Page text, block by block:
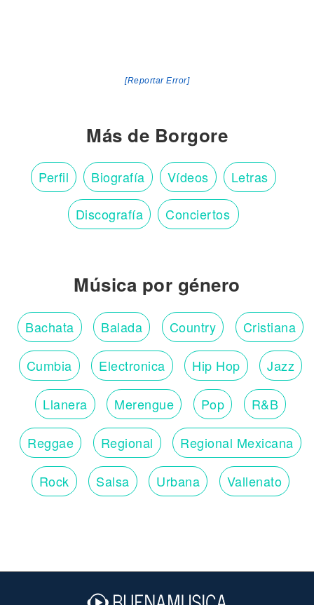
[Reportar Error]
Más de Borgore
Perfil Biografía Vídeos Letras
Discografía Conciertos
Música por género
Bachata Balada Country Cristiana
Cumbia Electronica Hip Hop Jazz
Llanera Merengue Pop R&B
Reggae Regional Regional Mexicana
Rock Salsa Urbana Vallenato